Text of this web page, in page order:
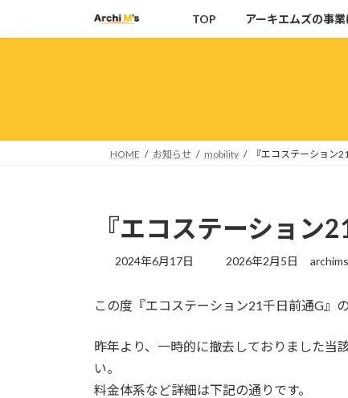
キ
に
TOP アーキエムズの事
HOME お知らせ mobility 『エコステーション
『エコステーション
2024年6月17日
最
新
時
:
2026年2月5日
この度『エコステーション21千日前通G』
昨年より、一時的に撤去しておりました当
い。
料金体系など詳細は下記の通りです。